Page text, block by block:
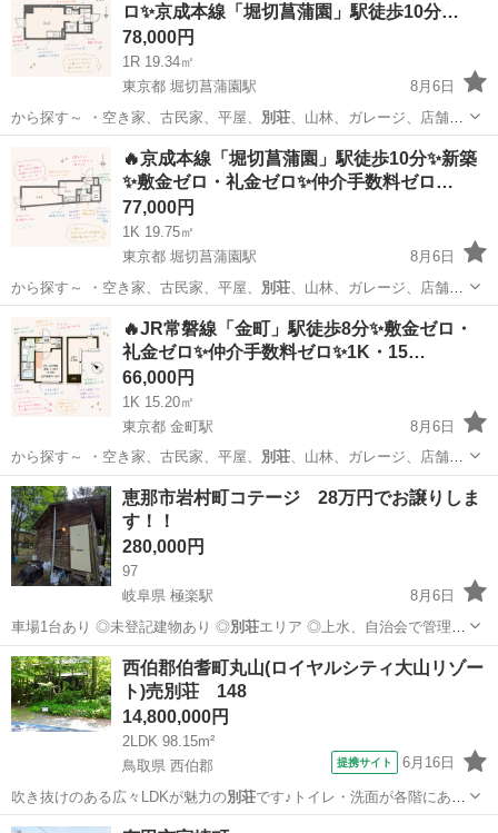
ロ✨京成本線「堀切菖蒲園」駅徒歩10分…
78,000円
1R 19.34㎡
東京都 堀切菖蒲園駅
8月6日
から探す～ ・空き家、古民家、平屋、 別荘、山林、ガレージ、店舗、
田舎暮らし、居…
堀切菖蒲園駅 アパート 物件
🔥京成本線「堀切菖蒲園」駅徒歩10分✨新築
✨敷金ゼロ・礼金ゼロ✨仲介手数料ゼロ…
77,000円
1K 19.75㎡
東京都 堀切菖蒲園駅
8月6日
から探す～ ・空き家、古民家、平屋、 別荘、山林、ガレージ、店舗、
田舎暮らし、居…
東京 堀切菖蒲園駅 アパート
🔥JR常磐線「金町」駅徒歩8分✨敷金ゼロ・
礼金ゼロ✨仲介手数料ゼロ✨1K・15…
66,000円
1K 15.20㎡
東京都 金町駅
8月6日
から探す～ ・空き家、古民家、平屋、 別荘、山林、ガレージ、店舗、
田舎暮らし、居…
東京 葛飾区 金町駅 アパート 物件
恵那市岩村町コテージ 28万円でお譲りしま
す！！
280,000円
97
岐阜県 極楽駅
8月6日
車場1台あり ◎未登記建物あり ◎別荘エリア ◎上水、自治会で管理
(サント…
岐阜 恵那市 極楽駅 不動産売買（マンション/一戸建て）
物件
西伯郡伯耆町丸山(ロイヤルシティ大山リゾー
ト)売別荘 148
14,800,000円
2LDK 98.15m²
鳥取県 西伯郡
提携サイト 6月16日
吹き抜けのある広々LDKが魅力の別荘です♪トイレ・洗面が各階にあり
便利です…
鳥取 西伯郡 中古（マンション/一戸建て）